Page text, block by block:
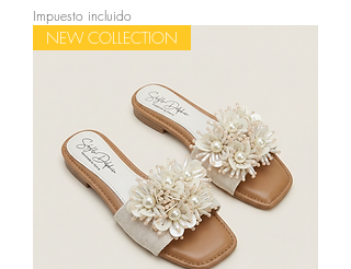
Impuesto incluido
NEW COLLECTION